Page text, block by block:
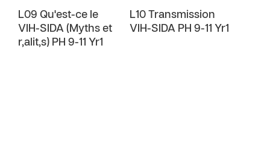
L09 Qu'est-ce le
VIH-SIDA (Myths et
r‚alit‚s) PH 9-11 Yr1
L10 Transmission
VIH-SIDA PH 9-11 Yr1